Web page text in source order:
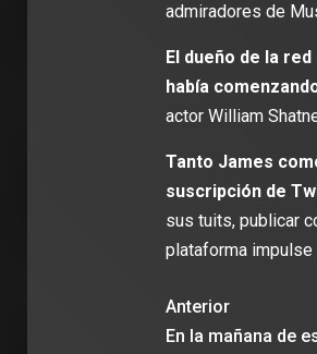
admiradores de
El dueño de la
había
actor William
Tanto James
suscripción de
sus tuits, publicar
plataforma impulse
Anterior
En la mañana de